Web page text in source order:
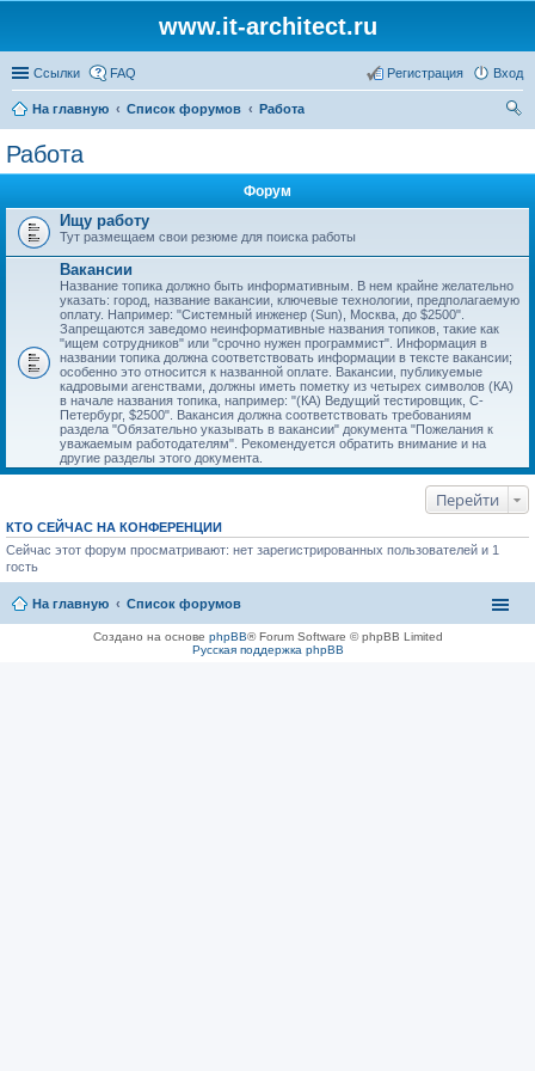
www.it-architect.ru
Ссылки FAQ Вход
Регистрация
На главную Список форумов
Работа
Работа
Форум
Ищу работу
Тут размещаем свои резюме для поиска работы
Вакансии
Название топика должно быть информативным. В нем крайне желательно
указать: город, название вакансии, ключевые технологии, предполагаемую
оплату. Например: "Системный инженер (Sun), Москва, до $2500".
Запрещаются заведомо неинформативные названия топиков, такие как
"ищем сотрудников" или "срочно нужен программист". Информация в
названии топика должна соответствовать информации в тексте вакансии;
особенно это относится к названной оплате. Вакансии, публикуемые
кадровыми агенствами, должны иметь пометку из четырех символов (КА)
в начале названия топика, например: "(КА) Ведущий тестировщик, С-
Петербург, $2500". Вакансия должна соответствовать требованиям
раздела "Обязательно указывать в вакансии" документа "Пожелания к
уважаемым работодателям". Рекомендуется обратить внимание и на
другие разделы этого документа.
Перейти
КТО СЕЙЧАС НА КОНФЕРЕНЦИИ
Сейчас этот форум просматривают: нет зарегистрированных пользователей и 1
гость
На главную Список форумов
Создано на основе phpBB® Forum Software © phpBB Limited
Русская поддержка phpBB